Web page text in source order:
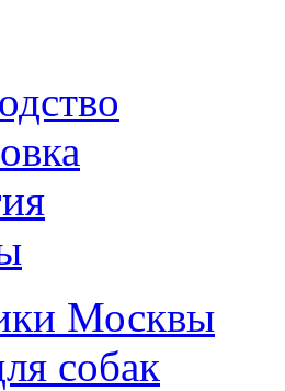
Москвы
собак